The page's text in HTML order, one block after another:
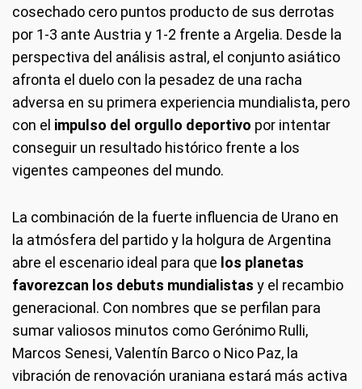
cosechado cero puntos producto de sus derrotas
por 1-3 ante Austria y 1-2 frente a Argelia. Desde la
perspectiva del análisis astral, el conjunto asiático
afronta el duelo con la pesadez de una racha
adversa en su primera experiencia mundialista, pero
con el impulso del orgullo deportivo por intentar
conseguir un resultado histórico frente a los
vigentes campeones del mundo.
La combinación de la fuerte influencia de Urano en
la atmósfera del partido y la holgura de Argentina
abre el escenario ideal para que los planetas
favorezcan los debuts mundialistas y el recambio
generacional. Con nombres que se perfilan para
sumar valiosos minutos como Gerónimo Rulli,
Marcos Senesi, Valentín Barco o Nico Paz, la
vibración de renovación uraniana estará más activa